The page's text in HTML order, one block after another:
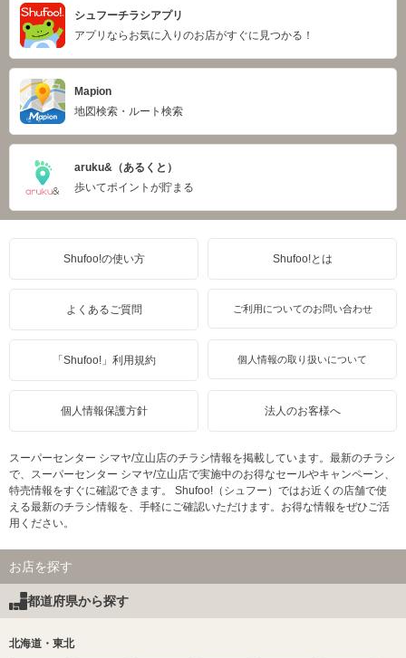
シュフーチラシアプリ
アプリならお気に入りのお店がすぐに見つかる！
Mapion
地図検索・ルート検索
aruku&（あるくと）
歩いてポイントが貯まる
Shufoo!の使い方 Shufoo!とは
よくあるご質問 ご利用についてのお問い合わせ
「Shufoo!」利用規約 個人情報の取り扱いについて
個人情報保護方針 法人のお客様へ
スーパーセンター シマヤ/立山店のチラシ情報を掲載しています。最新のチラシ
で、スーパーセンター シマヤ/立山店で実施中のお得なセールやキャンペーン、
特売情報をすぐに確認できます。 Shufoo!（シュフー）ではお近くの店舗で使
える最新のチラシ情報を、手軽にご確認いただけます。お得な情報をぜひご活
用ください。
お店を探す
都道府県から探す
北海道・東北